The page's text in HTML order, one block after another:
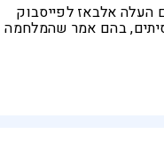
העלה אלבאז לפייסבוק
בהם אמר שהמלחמה